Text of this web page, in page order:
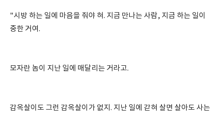
"시방 하는 일에 마음을 줘야 혀. 지금 만나는 사람, 지금 하는 일이
중한 거여.
모자란 놈이 지난 일에 매달리는 거라고.
감옥살이도 그런 감옥살이가 없지. 지난 일에 갇혀 살면 살아도 사는